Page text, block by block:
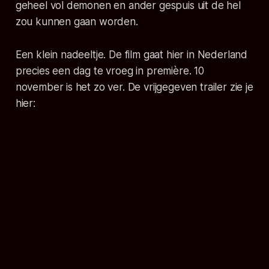
geheel vol demonen en ander gespuis uit de hel
zou kunnen gaan worden.
Een klein nadeeltje. De film gaat hier in Nederland
precies een dag te vroeg in première. 10
november is het zo ver. De vrijgegeven trailer zie je
hier: